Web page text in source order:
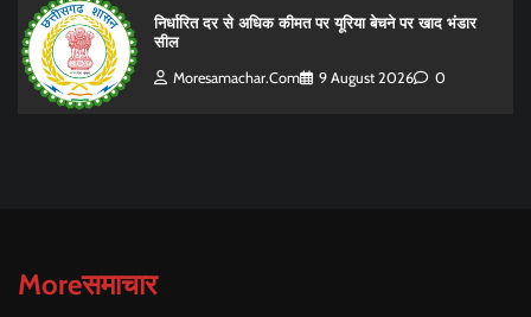
निर्धारित दर से अधिक कीमत पर यूरिया बेचने पर खाद भंडार
सील
Moresamachar.com 9 August 2026 0
Moreसमाचार